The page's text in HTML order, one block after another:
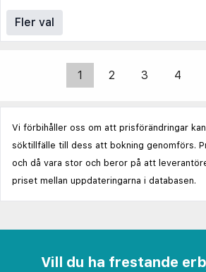
Fler val
1 2 3 4
Vi förbihåller oss om att prisförändringar
söktillfälle till dess att bokning genomförs.
och då vara stor och beror på att
priset mellan uppdateringarna i databasen.
Vill du ha frestande